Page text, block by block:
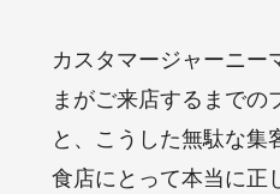
カスタマージャーニー
まがご来店するまでの
と、こうした無駄な集
食店にとって本当に正